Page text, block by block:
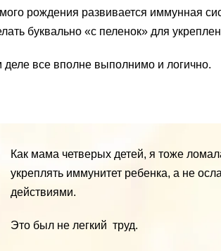
рождения развивается иммунная
буквально «с пеленок» для
все вполне выполнимо и логично.
Как мама четверых детей, я тоже
укреплять иммунитет ребенка, а не
действиями.
Это был не легкий труд.